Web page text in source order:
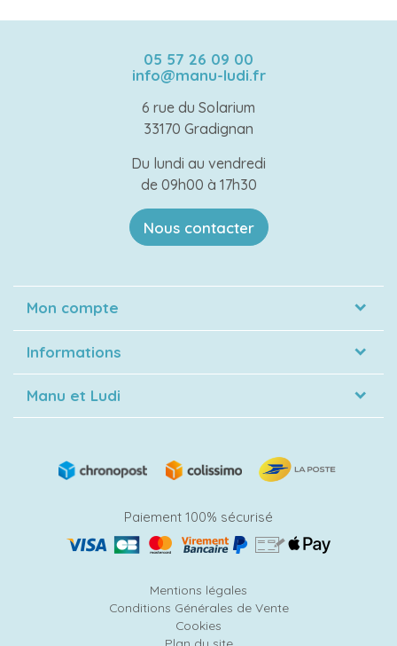
05 57 26 09 00
info@manu-ludi.fr
6 rue du Solarium
33170 Gradignan
Du lundi au vendredi
de 09h00 à 17h30
Nous contacter
Mon compte
Informations
Manu et Ludi
Paiement 100% sécurisé
Mentions légales
Conditions Générales de Vente
Cookies
Plan du site